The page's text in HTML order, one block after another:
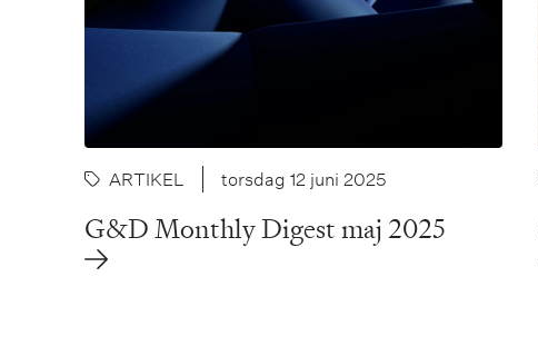
ARTIKEL torsdag 12 juni 2025
G&D Monthly Digest maj 2025